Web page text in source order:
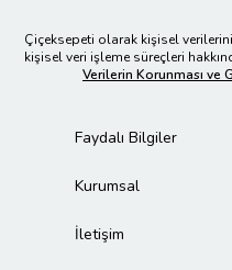
Çiçeksepeti olarak kişisel
kişisel veri işleme süreçleri
Verilerin Korunması ve
Faydalı Bilgiler
Kurumsal
İletişim